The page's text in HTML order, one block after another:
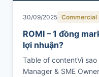
30/09/2025 Commercial
ROMI – 1 đồng
lợi nhuận?
Table of contentVì
Manager & SME